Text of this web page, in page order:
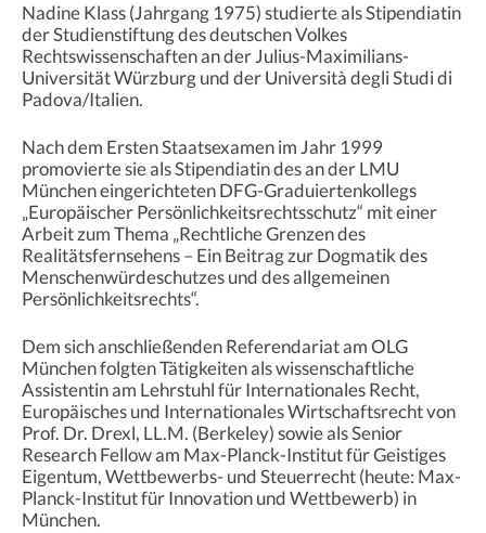
Nadine Klass (Jahrgang 1975) studierte als Stipendiatin
der Studienstiftung des deutschen Volkes
Rechtswissenschaften an der Julius-Maximilians-
Universität Würzburg und der Università degli Studi di
Padova/Italien.
Nach dem Ersten Staatsexamen im Jahr 1999
promovierte sie als Stipendiatin des an der LMU
München eingerichteten DFG-Graduiertenkollegs
„Europäischer Persönlichkeitsrechtsschutz“ mit einer
Arbeit zum Thema „Rechtliche Grenzen des
Realitätsfernsehens – Ein Beitrag zur Dogmatik des
Menschenwürdeschutzes und des allgemeinen
Persönlichkeitsrechts“.
Dem sich anschließenden Referendariat am OLG
München folgten Tätigkeiten als wissenschaftliche
Assistentin am Lehrstuhl für Internationales Recht,
Europäisches und Internationales Wirtschaftsrecht von
Prof. Dr. Drexl, LL.M. (Berkeley) sowie als Senior
Research Fellow am Max-Planck-Institut für Geistiges
Eigentum, Wettbewerbs- und Steuerrecht (heute: Max-
Planck-Institut für Innovation und Wettbewerb) in
München.